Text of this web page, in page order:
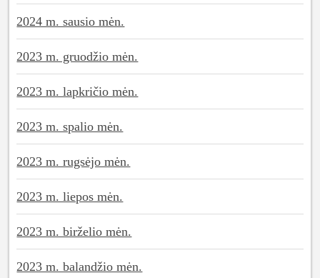
2024 m. sausio mėn.
2023 m. gruodžio mėn.
2023 m. lapkričio mėn.
2023 m. spalio mėn.
2023 m. rugsėjo mėn.
2023 m. liepos mėn.
2023 m. birželio mėn.
2023 m. balandžio mėn.